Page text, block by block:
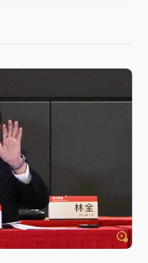
辜仲諒向法院聲請遭
上預約開賣一度塞車
抗告成功 今重開羈